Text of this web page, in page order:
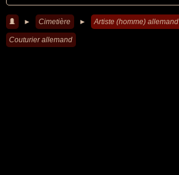
► Cimetière ► Artiste (homme) allemand
Couturier allemand